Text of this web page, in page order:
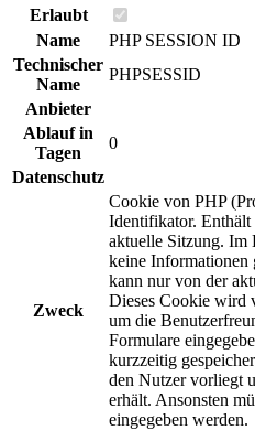
Erlaubt
Name
PHP SESSION ID
Technischer
Name
PHPSESSID
Anbieter
Ablauf in
Tagen
0
Datenschutz
Zweck
Cookie von PHP
Identifikator. Enthält
aktuelle Sitzung. Im
keine Informationen
kann nur von der
Dieses Cookie wird
um die
Formulare
kurzzeitig
den Nutzer vorliegt
erhält. Ansonsten
eingegeben werden.